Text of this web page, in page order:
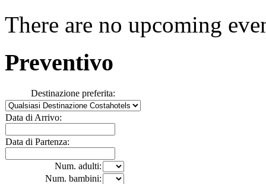
There are no upcoming
Preventivo
Destinazione preferita:
Data di Arrivo:
Data di Partenza:
Num. adulti:
Num. bambini: